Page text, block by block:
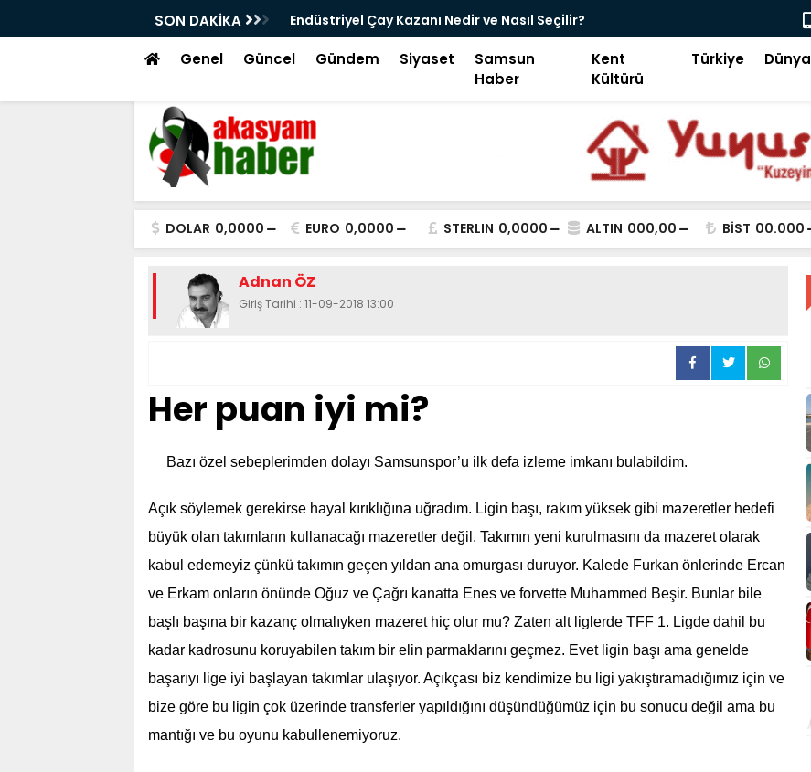
SON DAKİKA
Kazanı Nedir ve Nasıl Seçilir?
Otomotiv Yan Sanayi İçin Lastik Tamburlu Kumlama Makinesi
Çözümleri
Genel Güncel Gündem Siyaset
Samsun
Haber
Kent
Kültürü
Türkiye Dünya
DOLAR 0,0000 EURO 0,0000 STERLIN 0,0000 ALTIN 000,00 BİST 00.000
Adnan ÖZ
Giriş Tarihi : 11-09-2018 13:00
Her puan iyi mi?
Bazı özel sebeplerimden dolayı Samsunspor’u ilk defa izleme imkanı bulabildim.
Açık söylemek gerekirse hayal kırıklığına uğradım. Ligin başı, rakım yüksek gibi mazeretler hedefi
büyük olan takımların kullanacağı mazeretler değil. Takımın yeni kurulmasını da mazeret olarak
kabul edemeyiz çünkü takımın geçen yıldan ana omurgası duruyor. Kalede Furkan önlerinde Ercan
ve Erkam onların önünde Oğuz ve Çağrı kanatta Enes ve forvette Muhammed Beşir. Bunlar bile
başlı başına bir kazanç olmalıyken mazeret hiç olur mu? Zaten alt liglerde TFF 1. Ligde dahil bu
kadar kadrosunu koruyabilen takım bir elin parmaklarını geçmez. Evet ligin başı ama genelde
başarıyı lige iyi başlayan takımlar ulaşıyor. Açıkçası biz kendimize bu ligi yakıştıramadığımız için ve
bize göre bu ligin çok üzerinde transferler yapıldığını düşündüğümüz için bu sonucu değil ama bu
mantığı ve bu oyunu kabullenemiyoruz.